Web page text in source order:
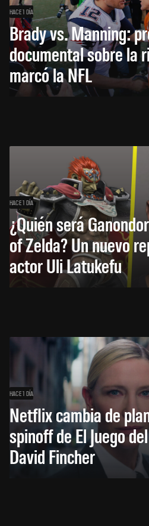
HACE 1 DÍA
Brady vs. Manning:
documental sobre la
marcó la NFL
HACE 1 DÍA
¿Quién será
of Zelda? Un nuevo
actor Uli Latukefu
HACE 1 DÍA
Netflix cambia de
spinoff de El Juego
David Fincher